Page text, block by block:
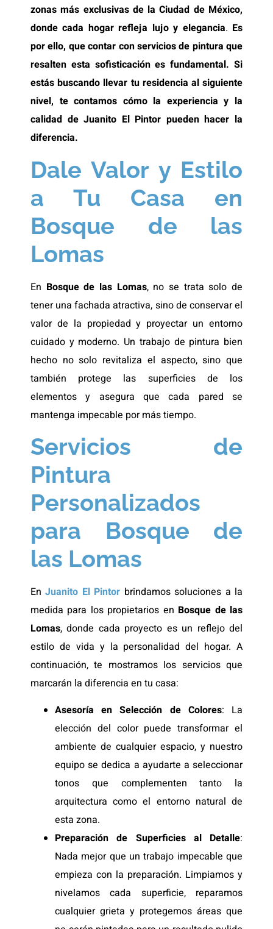
zonas más exclusivas de la Ciudad de México,
donde cada hogar refleja lujo y elegancia. Es
por ello, que contar con servicios de pintura que
resalten esta sofisticación es fundamental. Si
estás buscando llevar tu residencia al siguiente
nivel, te contamos cómo la experiencia y la
calidad de Juanito El Pintor pueden hacer la
diferencia.
Dale Valor y Estilo
a Tu Casa en
Bosque de las
Lomas
En Bosque de las Lomas, no se trata solo de
tener una fachada atractiva, sino de conservar el
valor de la propiedad y proyectar un entorno
cuidado y moderno. Un trabajo de pintura bien
hecho no solo revitaliza el aspecto, sino que
también protege las superficies de los
elementos y asegura que cada pared se
mantenga impecable por más tiempo.
Servicios de
Pintura
Personalizados
para Bosque de
las Lomas
EnJuanito El Pintor brindamos soluciones a la
medida para los propietarios en Bosque de las
Lomas, donde cada proyecto es un reflejo del
estilo de vida y la personalidad del hogar. A
continuación, te mostramos los servicios que
marcarán la diferencia en tu casa:
Asesoría en Selección de Colores: La
elección del color puede transformar el
ambiente de cualquier espacio, y nuestro
equipo se dedica a ayudarte a seleccionar
tonos que complementen tanto la
arquitectura como el entorno natural de
esta zona.
Preparación de Superficies al Detalle:
Nada mejor que un trabajo impecable que
empieza con la preparación. Limpiamos y
nivelamos cada superficie, reparamos
cualquier grieta y protegemos áreas que